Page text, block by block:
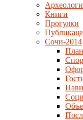
Книги
Прогулки
Сочи-2014